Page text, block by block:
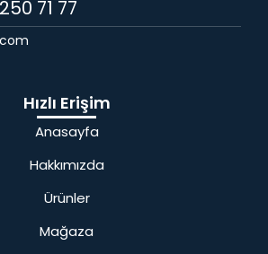
71 77
Hızlı Erişim
Anasayfa
Hakkımızda
Ürünler
Mağaza